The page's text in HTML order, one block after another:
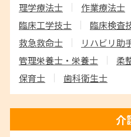
理学療法士
作業療法士
臨床工学技士
臨床検査
救急救命士
リハビリ助
管理栄養士・栄養士
柔
保育士
歯科衛生士
介